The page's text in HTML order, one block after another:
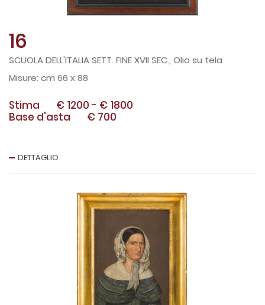
16
SCUOLA DELL'ITALIA SETT. FINE XVII SEC., Olio su tela
cm 66 x 88
Stima € 1200 - € 1800
Base d'asta
€ 700
DETTAGLIO